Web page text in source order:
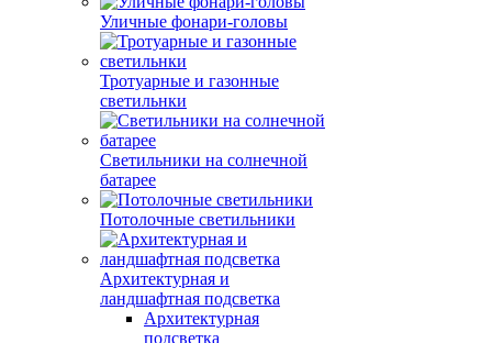
Уличные фонари-головы
Тротуарные и газонные
светильнки
Светильники на солнечной
батарее
Потолочные светильники
Архитектурная и
ландшафтная подсветка
Архитектурная
подсветка